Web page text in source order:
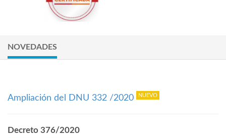
NOVEDADES
Ampliación del DNU 332 /2020
Decreto 376/2020